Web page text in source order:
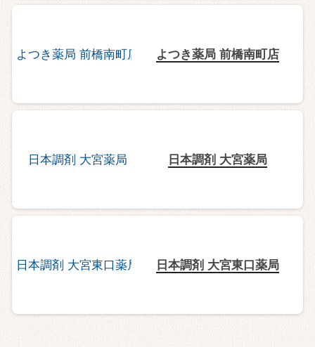
よつき薬局 前橋南町店
日本調剤 大宮薬局
日本調剤 大宮東口薬局